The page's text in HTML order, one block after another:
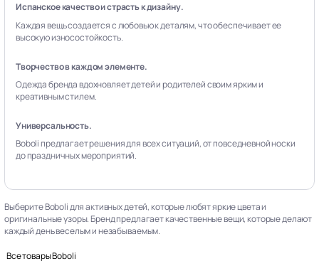
Испанское качество и страсть к дизайну.
Каждая вещь создается с любовью к деталям, что обеспечивает ее
высокую износостойкость.
Творчество в каждом элементе.
Одежда бренда вдохновляет детей и родителей своим ярким и
креативным стилем.
Универсальность.
Boboli предлагает решения для всех ситуаций, от повседневной носки
до праздничных мероприятий.
Выберите Boboli для активных детей, которые любят яркие цвета и
оригинальные узоры. Бренд предлагает качественные вещи, которые делают
каждый день веселым и незабываемым.
Все товары Boboli